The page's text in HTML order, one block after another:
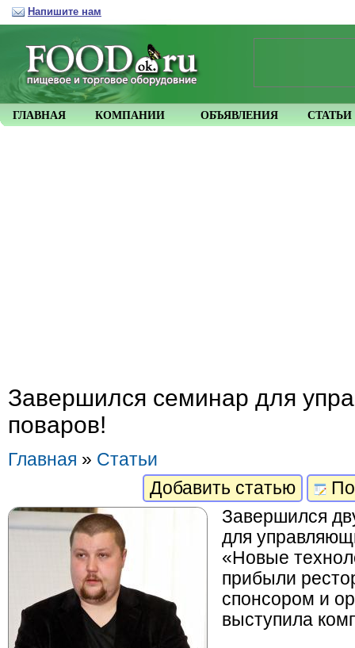
Завершился семинар для
поваров!
Главная » Статьи
Добавить статью
Завершился
для
«Новые
прибыли
спонсором и
выступила
ГЛАВНАЯ КОМПАНИИ ОБЪЯВЛЕНИЯ СТАТЬИ
Напишите нам